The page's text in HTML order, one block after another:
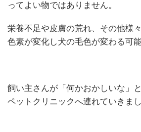
ってよい物ではありません。
栄養不足や皮膚の荒れ、その他様
色素が変化し犬の毛色が変わる可
飼い主さんが「何かおかしいな」
ペットクリニックへ連れていきまし